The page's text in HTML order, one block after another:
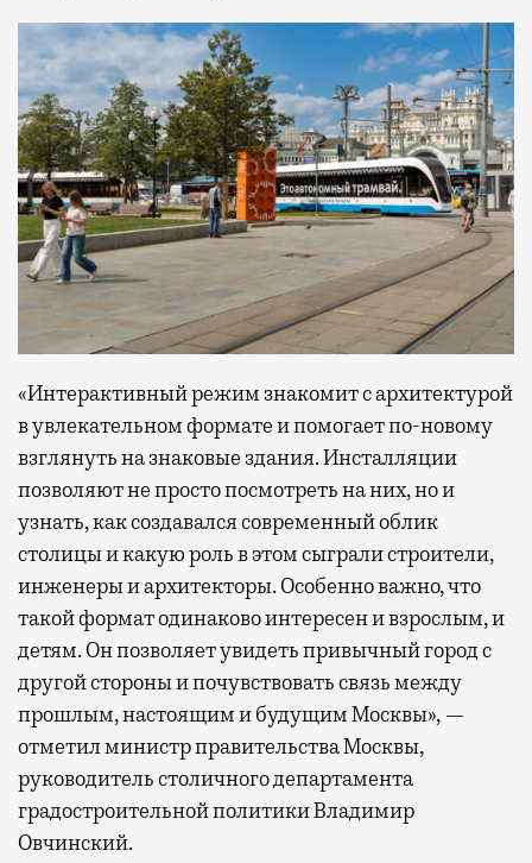
«Интерактивный режим знакомит с архитектурой
в увлекательном формате и помогает по-новому
взглянуть на знаковые здания. Инсталляции
позволяют не просто посмотреть на них, но и
узнать, как создавался современный облик
столицы и какую роль в этом сыграли строители,
инженеры и архитекторы. Особенно важно, что
такой формат одинаково интересен и взрослым, и
детям. Он позволяет увидеть привычный город с
другой стороны и почувствовать связь между
прошлым, настоящим и будущим Москвы», —
отметил министр правительства Москвы,
руководитель столичного департамента
градостроительной политики Владимир
Овчинский.